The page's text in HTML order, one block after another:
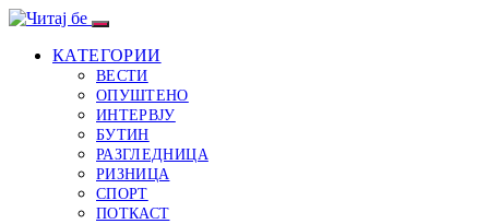
КАТЕГОРИИ
ВЕСТИ
ОПУШТЕНО
ИНТЕРВЈУ
БУТИН
РАЗГЛЕДНИЦА
РИЗНИЦА
СПОРТ
ПОТКАСТ